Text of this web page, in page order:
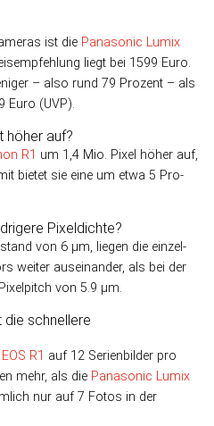
ist die Panasonic Lumix
liegt bei 1599 Euro.
– also rund 79 Prozent – als
Euro (UVP).
höher auf?
R1 um 1,4 Mio. Pixel höher auf,
bietet sie eine um etwa 5 Pro­
Pixeldichte?
von 6 µm, liegen die ein­zel­
weiter aus­einander, als bei der
von 5.9 µm.
schnellere
R1 auf 12 Serienbilder pro
mehr, als die Panasonic Lumix
nur auf 7 Fotos in der